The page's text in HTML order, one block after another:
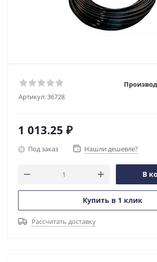
Артикул:36728
1 013.25 ₽
Под заказ Нашли дешевле?
В
Купить в 1 клик
Рассчитать доставку